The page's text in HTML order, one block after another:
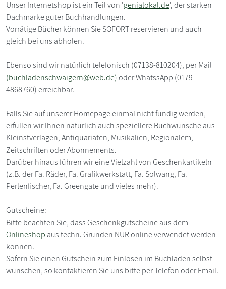
Unser Internetshop ist ein Teil von 'genialokal.de', der starken
Dachmarke guter Buchhandlungen.
Vorrätige Bücher können Sie SOFORT reservieren und auch
gleich bei uns abholen.
Ebenso sind wir natürlich telefonisch (07138-810204), per Mail
(buchladenschwaigern@web.de)oder WhatssApp (0179-
4868760) erreichbar.
Falls Sie auf unserer Homepage einmal nicht fündig werden,
erfüllen wir Ihnen natürlich auch speziellere Buchwünsche aus
Kleinstverlagen, Antiquariaten, Musikalien, Regionalem,
Zeitschriften oder Abonnements.
Darüber hinaus führen wir eine Vielzahl von Geschenkartikeln
(z.B. der Fa. Räder, Fa. Grafikwerkstatt, Fa. Solwang, Fa.
Perlenfischer, Fa. Greengate und vieles mehr).
Gutscheine:
Bitte beachten Sie, dass Geschenkgutscheine aus dem
Onlineshop aus techn. Gründen NUR online verwendet werden
können.
Sofern Sie einen Gutschein zum Einlösen im Buchladen selbst
wünschen, so kontaktieren Sie uns bitte per Telefon oder Email.